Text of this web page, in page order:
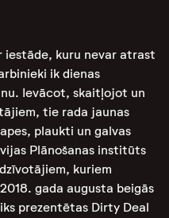
iestāde, kuru nevar atrast
ik dienas
Ievācot, skaitļojot un
tie rada jaunas
plaukti un galvas
Plānošanas institūts
kuriem
gada augusta beigās
prezentētas Dirty Deal